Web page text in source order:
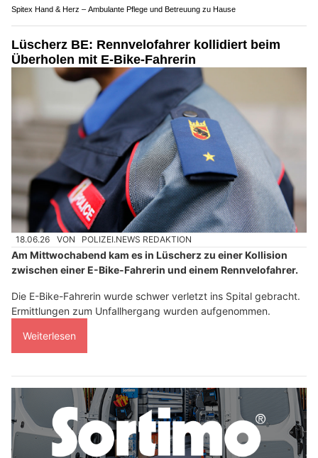
Spitex Hand & Herz – Ambulante Pflege und Betreuung zu Hause
Lüscherz BE: Rennvelofahrer kollidiert beim
Überholen mit E-Bike-Fahrerin
18.06.26 VON POLIZEI.NEWS REDAKTION
Am Mittwochabend kam es in Lüscherz zu einer Kollision
zwischen einer E-Bike-Fahrerin und einem Rennvelofahrer.
Die E-Bike-Fahrerin wurde schwer verletzt ins Spital gebracht.
Ermittlungen zum Unfallhergang wurden aufgenommen.
Weiterlesen